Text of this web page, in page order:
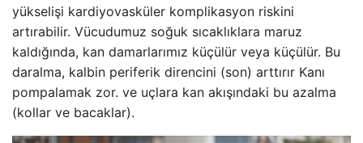
yükselişi kardiyovasküler komplikasyon riskini
artırabilir. Vücudumuz soğuk sıcaklıklara maruz
kaldığında, kan damarlarımız küçülür veya küçülür. Bu
daralma, kalbin periferik direncini (son) arttırır Kanı
pompalamak zor. ve uçlara kan akışındaki bu azalma
(kollar ve bacaklar).